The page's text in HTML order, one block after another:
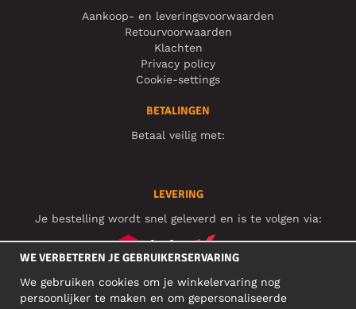
Aankoop- en leveringsvoorwaarden
Retourvoorwaarden
Klachten
Privacy policy
Cookie-settings
BETALINGEN
Betaal veilig met:
LEVERING
Je bestelling wordt snel geleverd en is te volgen via:
SOCIAL MEDIA
WE VERBETEREN JE GEBRUIKERSERVARING
We gebruiken cookies om je winkelervaring nog
persoonlijker te maken en om gepersonaliseerde